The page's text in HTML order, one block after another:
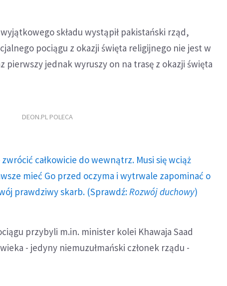
składu wystąpił pakistański rząd,
pociągu z okazji święta religijnego nie jest w
pierwszy jednak wyruszy on na trasę z okazji święta
DEON.PL POLECA
zwrócić całkowicie do wewnątrz. Musi się wciąż
mieć Go przed oczyma i wytrwale zapominać o
prawdziwy skarb. (Sprawdź: Rozwój duchowy)
przybyli m.in. minister kolei Khawaja Saad
- jedyny niemuzułmański członek rządu -